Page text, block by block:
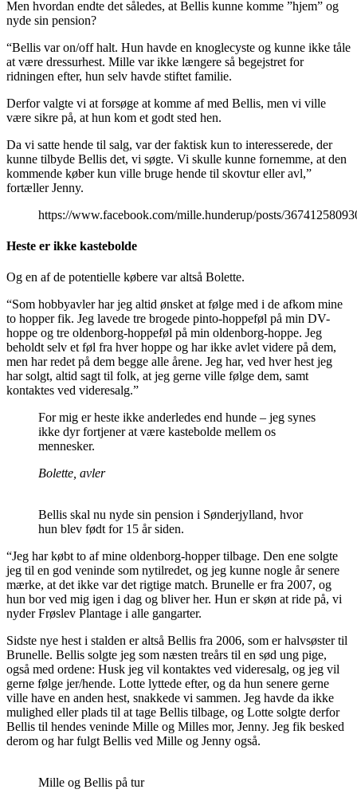
Men hvordan endte det således, at Bellis kunne komme ”hjem” og
nyde sin pension?
“Bellis var on/off halt. Hun havde en knoglecyste og kunne ikke tåle
at være dressurhest. Mille var ikke længere så begejstret for
ridningen efter, hun selv havde stiftet familie.
Derfor valgte vi at forsøge at komme af med Bellis, men vi ville
være sikre på, at hun kom et godt sted hen.
Da vi satte hende til salg, var der faktisk kun to interesserede, der
kunne tilbyde Bellis det, vi søgte. Vi skulle kunne fornemme, at den
kommende køber kun ville bruge hende til skovtur eller avl,”
fortæller Jenny.
https://www.facebook.com/mille.hunderup/posts/
Heste er ikke kastebolde
Og en af de potentielle købere var altså Bolette.
“Som hobbyavler har jeg altid ønsket at følge med i de afkom mine
to hopper fik. Jeg lavede tre brogede pinto-hoppeføl på min DV-
hoppe og tre oldenborg-hoppeføl på min oldenborg-hoppe. Jeg
beholdt selv et føl fra hver hoppe og har ikke avlet videre på dem,
men har redet på dem begge alle årene. Jeg har, ved hver hest jeg
har solgt, altid sagt til folk, at jeg gerne ville følge dem, samt
kontaktes ved videresalg.”
For mig er heste ikke anderledes end hunde – jeg synes
ikke dyr fortjener at være kastebolde mellem os
mennesker.
Bolette, avler
Bellis skal nu nyde sin pension i Sønderjylland, hvor
hun blev født for 15 år siden.
“Jeg har købt to af mine oldenborg-hopper tilbage. Den ene solgte
jeg til en god veninde som nytilredet, og jeg kunne nogle år senere
mærke, at det ikke var det rigtige match. Brunelle er fra 2007, og
hun bor ved mig igen i dag og bliver her. Hun er skøn at ride på, vi
nyder Frøslev Plantage i alle gangarter.
Sidste nye hest i stalden er altså Bellis fra 2006, som er halvsøster til
Brunelle. Bellis solgte jeg som næsten treårs til en sød ung pige,
også med ordene: Husk jeg vil kontaktes ved videresalg, og jeg vil
gerne følge jer/hende. Lotte lyttede efter, og da hun senere gerne
ville have en anden hest, snakkede vi sammen. Jeg havde da ikke
mulighed eller plads til at tage Bellis tilbage, og Lotte solgte derfor
Bellis til hendes veninde Mille og Milles mor, Jenny. Jeg fik besked
derom og har fulgt Bellis ved Mille og Jenny også.
Mille og Bellis på tur